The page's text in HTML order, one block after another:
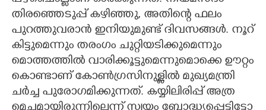
CONTACT US
തിരഞ്ഞെടുപ്പ് കഴിഞ്ഞു, അതിന്റെ ഫലം
പുറത്തുവരാൻ ഇനിയുമുണ്ട് ദിവസങ്ങൾ. നൂറ്
കിട്ടുമെന്നും തരംഗം ചുറ്റിയടിക്കുമെന്നും
മൊത്തത്തിൽ വാരിക്കൂട്ടുമെന്നുമൊക്കെ ഊറ്റം
കൊണ്ടാണ് കോൺഗ്രസിനുള്ളിൽ മുഖ്യമന്ത്രി
ചർച്ച പുരോഗമിക്കുന്നത്. കയ്യിലിരിപ്പ് അത്ര